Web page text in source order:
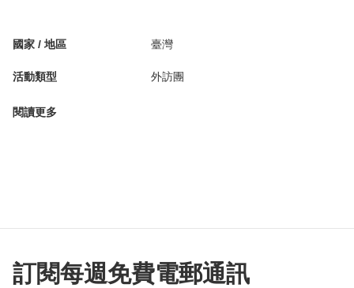
國家 / 地區 臺灣
活動類型 外訪團
閱讀更多
訂閱每週免費電郵通訊